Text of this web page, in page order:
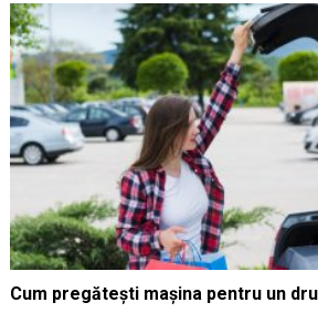
Cum pregătești mașina pentru un